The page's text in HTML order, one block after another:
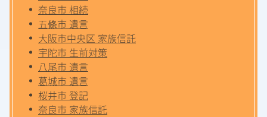
奈良市 相続
五條市 遺言
大阪市中央区 家族信託
宇陀市 生前対策
八尾市 遺言
葛城市 遺言
桜井市 登記
奈良市 家族信託